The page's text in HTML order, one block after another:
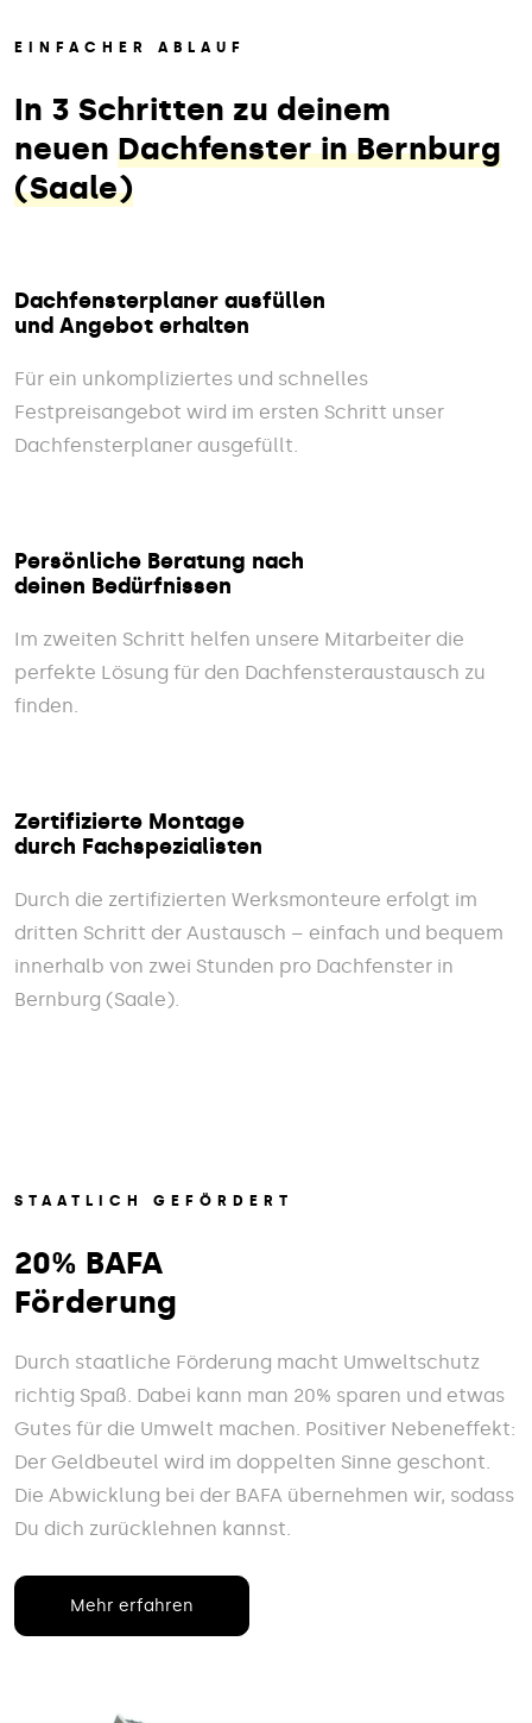
EINFACHER ABLAUF
In 3 Schritten zu deinem
neuen Dachfenster in Bernburg
(Saale)
Dachfensterplaner ausfüllen
und Angebot erhalten
Für ein unkompliziertes und schnelles
Festpreisangebot wird im ersten Schritt unser
Dachfensterplaner ausgefüllt.
Persönliche Beratung nach
deinen Bedürfnissen
Im zweiten Schritt helfen unsere Mitarbeiter die
perfekte Lösung für den Dachfensteraustausch zu
finden.
Zertifizierte Montage
durch Fachspezialisten
Durch die zertifizierten Werksmonteure erfolgt im
dritten Schritt der Austausch – einfach und bequem
innerhalb von zwei Stunden pro Dachfenster in
Bernburg (Saale).
STAATLICH GEFÖRDERT
20% BAFA
Förderung
Durch staatliche Förderung macht Umweltschutz
richtig Spaß. Dabei kann man 20% sparen und etwas
Gutes für die Umwelt machen. Positiver Nebeneffekt:
Der Geldbeutel wird im doppelten Sinne geschont.
Die Abwicklung bei der BAFA übernehmen wir, sodass
Du dich zurücklehnen kannst.
Mehr erfahren